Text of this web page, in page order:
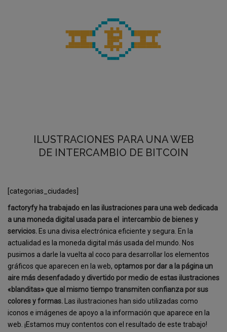
ILUSTRACIONES PARA UNA WEB
DE INTERCAMBIO DE BITCOIN
[categorias_ciudades]
factoryfy ha trabajado en las ilustraciones para una web dedicada
a una moneda digital usada para el intercambio de bienes y
servicios. Es una divisa electrónica eficiente y segura. En la
actualidad es la moneda digital más usada del mundo. Nos
pusimos a darle la vuelta al coco para desarrollar los elementos
gráficos que aparecen en la web, optamos por dar a la página un
aire más desenfadado y divertido por medio de estas ilustraciones
«blanditas» que al mismo tiempo transmiten confianza por sus
colores y formas. Las ilustraciones han sido utilizadas como
iconos e imágenes de apoyo a la información que aparece en la
web. ¡Estamos muy contentos con el resultado de este trabajo!